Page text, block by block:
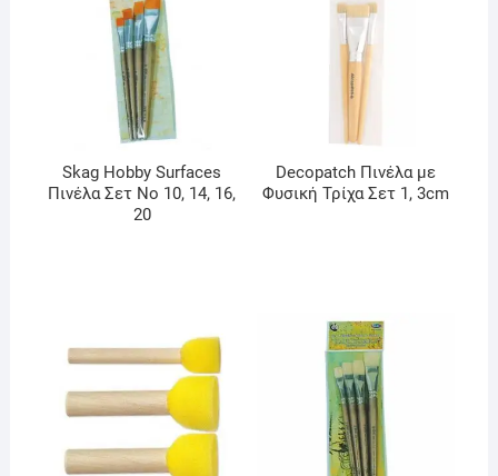
Skag Hobby Surfaces
Πινέλα Σετ No 10, 14, 16,
20
Decopatch Πινέλα με
Φυσική Τρίχα Σετ 1, 3cm